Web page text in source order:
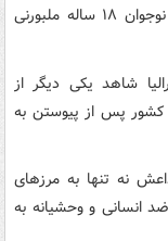
سرگرم تایید اطلاعات مربوط به کشته شدن این نوجوان ۱۸ ساله ملبورنی
شاهد یکی دیگر از
کشور پس از پیوستن به
نه تنها به مرزهای
انسانی و وحشیانه به